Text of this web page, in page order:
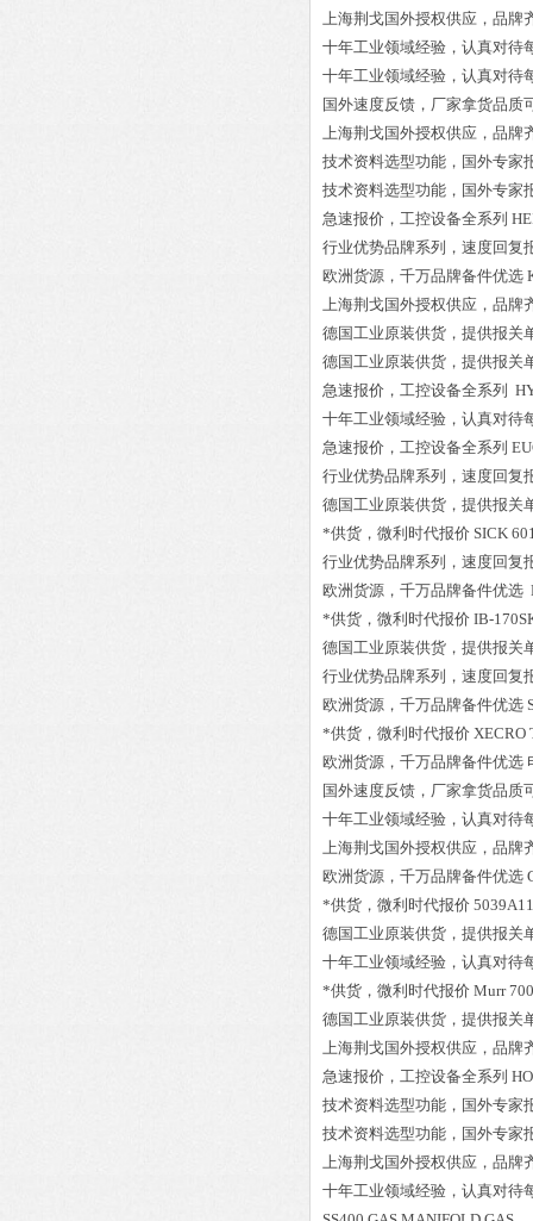
上海荆戈国外授权供应，品牌
十年工业领域经验，认真对待
十年工业领域经验，认真对待
国外速度反馈，厂家拿货品质
上海荆戈国外授权供应，品牌
技术资料选型功能，国外专家
技术资料选型功能，国外专家
急速报价，工控设备全系列
行业优势品牌系列，速度回复
欧洲货源，千万品牌备件优选
上海荆戈国外授权供应，品牌
德国工业原装供货，提供报关
德国工业原装供货，提供报关
急速报价，工控设备全系列
十年工业领域经验，认真对待
急速报价，工控设备全系列
行业优势品牌系列，速度回复
德国工业原装供货，提供报关
*供货，微利时代报价 SICK
行业优势品牌系列，速度回复
欧洲货源，千万品牌备件优选
*供货，微利时代报价 IB-
德国工业原装供货，提供报关
行业优势品牌系列，速度回复
欧洲货源，千万品牌备件优选
*供货，微利时代报价 XECRO
欧洲货源，千万品牌备件优选
国外速度反馈，厂家拿货品质
十年工业领域经验，认真对待
上海荆戈国外授权供应，品牌
欧洲货源，千万品牌备件优选
*供货，微利时代报价
德国工业原装供货，提供报关
十年工业领域经验，认真对待
*供货，微利时代报价 Murr
德国工业原装供货，提供报关
上海荆戈国外授权供应，品牌
急速报价，工控设备全系列
技术资料选型功能，国外专家
技术资料选型功能，国外专家
上海荆戈国外授权供应，品牌
十年工业领域经验，认真对待